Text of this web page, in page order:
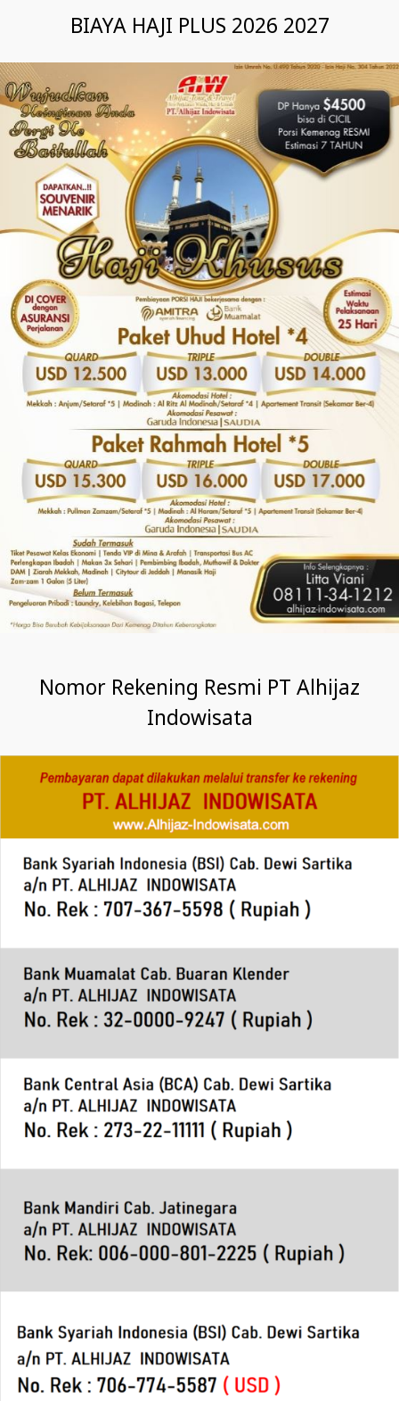
BIAYA HAJI PLUS 2026 2027
Nomor Rekening Resmi PT Alhijaz
Indowisata